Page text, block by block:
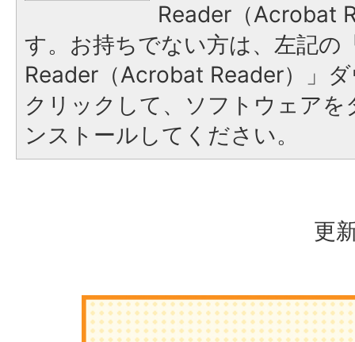
Reader（Acrobat
す。お持ちでない方は、左記の
Reader（Acrobat Reader）」
クリックして、ソフトウェア
ンストールしてください。
更